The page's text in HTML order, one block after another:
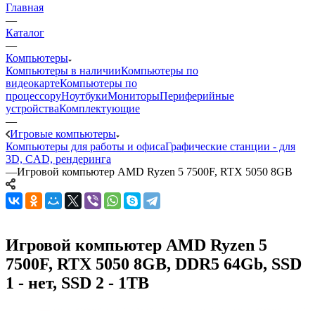
Главная
—
Каталог
—
Компьютеры
Компьютеры в наличииКомпьютеры по
видеокартеКомпьютеры по
процессоруНоутбукиМониторыПериферийные
устройстваКомплектующие
—
Игровые компьютеры
Компьютеры для работы и офисаГрафические станции - для
3D, CAD, рендеринга
—Игровой компьютер AMD Ryzen 5 7500F, RTX 5050 8GB
Игровой компьютер AMD Ryzen 5
7500F, RTX 5050 8GB, DDR5 64Gb, SSD
1 - нет, SSD 2 - 1TB